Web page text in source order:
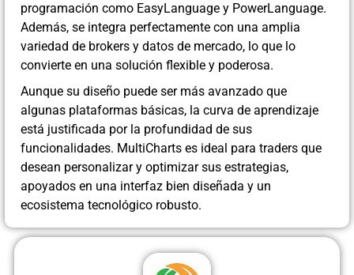
programación como EasyLanguage y PowerLanguage.
Además, se integra perfectamente con una amplia
variedad de brokers y datos de mercado, lo que lo
convierte en una solución flexible y poderosa.
Aunque su diseño puede ser más avanzado que
algunas plataformas básicas, la curva de aprendizaje
está justificada por la profundidad de sus
funcionalidades. MultiCharts es ideal para traders que
desean personalizar y optimizar sus estrategias,
apoyados en una interfaz bien diseñada y un
ecosistema tecnológico robusto.